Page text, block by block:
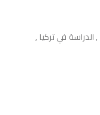
,الدراسة في تركيا ,